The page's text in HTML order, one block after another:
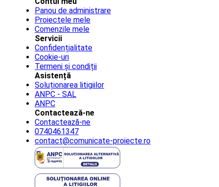
Panou de administrare
Proiectele mele
Comenzile mele
Servicii
Confidențialitate
Cookie-uri
Termeni și condiții
Asistență
Soluționarea litigiilor
ANPC - SAL
ANPC
Contactează-ne
Contactează-ne
0740461347
contact@comunicate-proiecte.ro